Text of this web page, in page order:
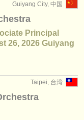
Guiyang City, 中国
Principal
26, 2026 Guiyang
Taipei, 台湾